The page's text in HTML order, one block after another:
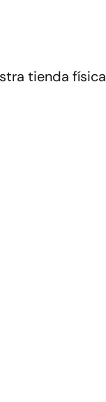
tienda física